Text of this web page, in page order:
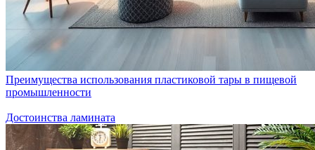
Преимущества использования пластиковой тары в пищевой
промышленности
Достоинства ламината